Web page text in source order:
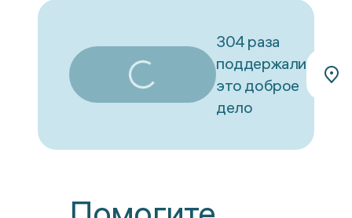
304 раза
поддержали
это доброе
дело